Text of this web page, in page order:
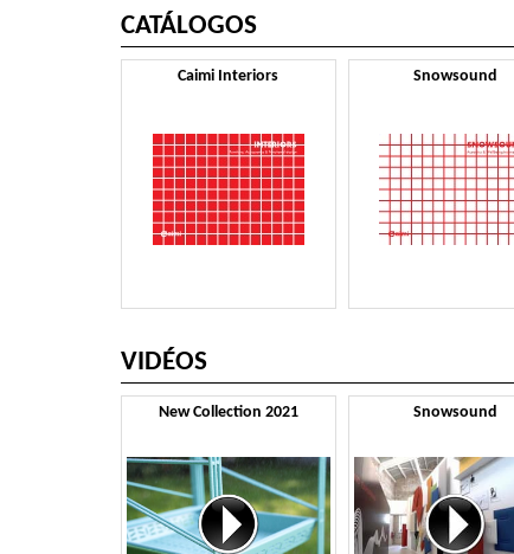
CATÁLOGOS
Caimi Interiors Snowsound
VIDÉOS
New Collection 2021 Snowsound